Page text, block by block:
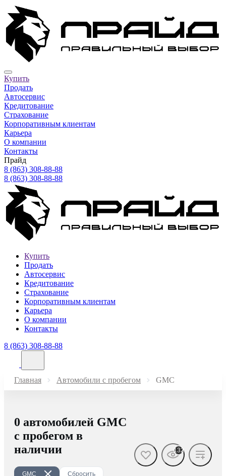
Купить
Продать
Автосервис
Кредитование
Страхование
Корпоративным клиентам
Карьера
О компании
Контакты
Прайд
8 (863) 308-88-88
8 (863) 308-88-88
Купить
Продать
Автосервис
Кредитование
Страхование
Корпоративным клиентам
Карьера
О компании
Контакты
8 (863) 308-88-88
Главная Автомобили с пробегом GMC
0 автомобилей GMC
с пробегом в
наличии
132
GMC Сбросить